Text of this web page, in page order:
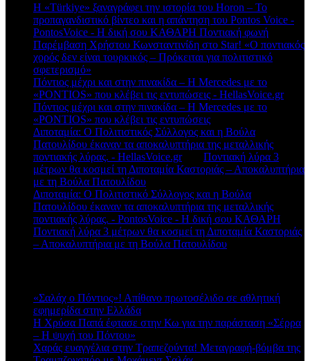
Η «Türkiye» ξαναγράφει την ιστορία του Horon – Το
προπαγανδιστικό βίντεο και η απάντηση του Pontos Voice -
PontosVoice - H δική σου ΚΑΘΑΡΗ Ποντιακή φωνή
Παρέμβαση Χρήστου Κωνσταντινίδη στο Star! «Ο ποντιακός
χορός δεν είναι τουρκικός – Πρόκειται για πολιτιστικό
σφετερισμό»
Πόντιος μέχρι και στην πινακίδα – Η Mercedes με το
«PONTIOS» που κλέβει τις εντυπώσεις - HellasVoice.grστο
Πόντιος μέχρι και στην πινακίδα – Η Mercedes με το
«PONTIOS» που κλέβει τις εντυπώσεις
Διποταμία: Ο Πολιτιστικός Σύλλογος και η Βούλα
Πατουλίδου έκαναν τα αποκαλυπτήρια της μεταλλικής
ποντιακής λύρας. - HellasVoice.grστο Ποντιακή λύρα 3
μέτρων θα κοσμεί τη Διποταμία Καστοριάς – Αποκαλυπτήρια
με τη Βούλα Πατουλίδου
Διποταμία: Ο Πολιτιστικό Σύλλογος και η Βούλα
Πατουλίδου έκαναν τα αποκαλυπτήρια της μεταλλικής
ποντιακής λύρας. - PontosVoice - H δική σου ΚΑΘΑΡΗ
Ποντιακή λύρα 3 μέτρων θα κοσμεί τη Διποταμία Καστοριάς
– Αποκαλυπτήρια με τη Βούλα Πατουλίδου
«Σαλάχ ο Πόντιος»! Απίθανο πρωτοσέλιδο σε αθλητική
εφημερίδα στην Ελλάδα
Η Χρύσα Παπά έφτασε στην Κω για την παράσταση «Σέρρα
– Η ψυχή του Πόντου»
Χαράς ευαγγέλια στην Τραπεζούντα! Μεταγραφή-βόμβα της